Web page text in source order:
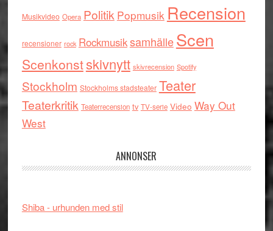
Musikvideo Opera Politik Popmusik Recension
recensioner rock RockmusiksamhälleScen
Scenkonstskivnytt skivrecension Spotify
Stockholm Stockholms stadsteater Teater
Teaterkritik Teaterrecension tv TV-serie Video Way Out
West
ANNONSER
Shiba - urhunden med stil